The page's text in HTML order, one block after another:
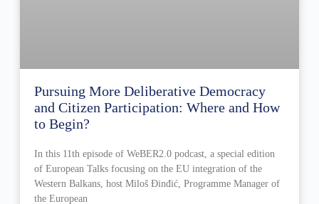
Pursuing More Deliberative Democracy
and Citizen Participation: Where and How
to Begin?
In this 11th episode of WeBER2.0 podcast, a special edition
of European Talks focusing on the EU integration of the
Western Balkans, host Miloš Đinđić, Programme Manager of
the European